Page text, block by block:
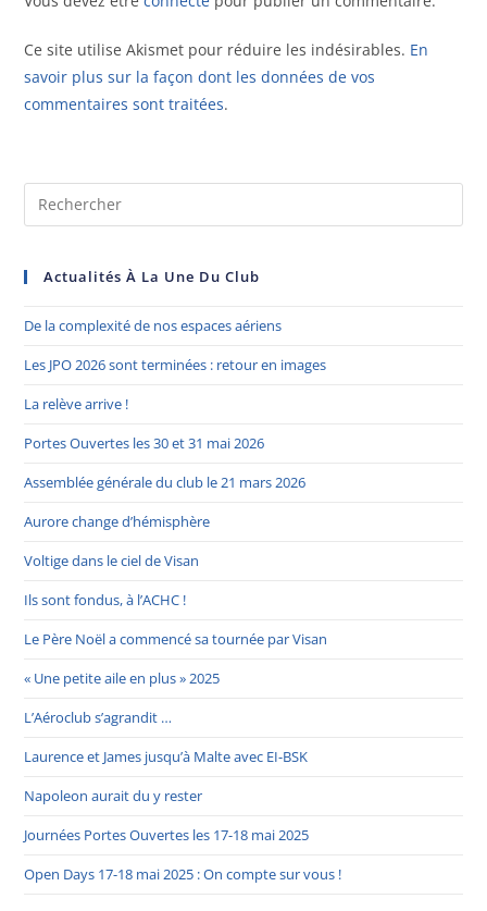
Ce site utilise Akismet pour réduire les indésirables. En
savoir plus sur la façon dont les données de vos
commentaires sont traitées.
Actualités À La Une Du Club
De la complexité de nos espaces aériens
Les JPO 2026 sont terminées : retour en images
La relève arrive !
Portes Ouvertes les 30 et 31 mai 2026
Assemblée générale du club le 21 mars 2026
Aurore change d’hémisphère
Voltige dans le ciel de Visan
Ils sont fondus, à l’ACHC !
Le Père Noël a commencé sa tournée par Visan
« Une petite aile en plus » 2025
L’Aéroclub s’agrandit …
Laurence et James jusqu’à Malte avec EI-BSK
Napoleon aurait du y rester
Journées Portes Ouvertes les 17-18 mai 2025
Open Days 17-18 mai 2025 : On compte sur vous !